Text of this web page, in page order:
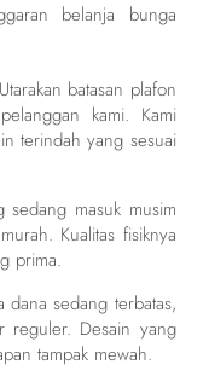
belanja bunga
Utarakan batasan plafon
kami. Kami
terindah yang sesuai
sedang masuk musim
Kualitas fisiknya
prima.
dana sedang terbatas,
reguler. Desain yang
tampak mewah.